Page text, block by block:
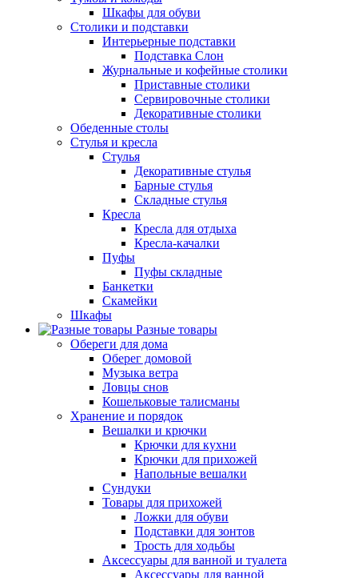
Шкафы для обуви
Столики и подставки
Интерьерные подставки
Подставка Слон
Журнальные и кофейные столики
Приставные столики
Сервировочные столики
Декоративные столики
Обеденные столы
Стулья и кресла
Стулья
Декоративные стулья
Барные стулья
Складные стулья
Кресла
Кресла для отдыха
Кресла-качалки
Пуфы
Пуфы складные
Банкетки
Скамейки
Шкафы
Разные товары
Обереги для дома
Оберег домовой
Музыка ветра
Ловцы снов
Кошельковые талисманы
Хранение и порядок
Вешалки и крючки
Крючки для кухни
Крючки для прихожей
Напольные вешалки
Сундуки
Товары для прихожей
Ложки для обуви
Подставки для зонтов
Трость для ходьбы
Аксессуары для ванной и туалета
Аксессуары для ванной